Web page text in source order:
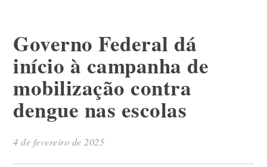
Governo Federal dá
início à campanha de
mobilização contra
dengue nas escolas
4 de fevereiro de 2025